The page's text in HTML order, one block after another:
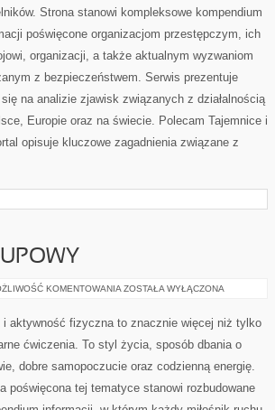
Strona stanowi kompleksowe kompendium
poświęcone organizacjom przestępczym, ich
organizacji, a także aktualnym wyzwaniom
z bezpieczeństwem. Serwis prezentuje
na analizie zjawisk związanych z działalnością
Europie oraz na świecie. Polecam Tajemnice i
opisuje kluczowe zagadnienia związane z
KOMENTOWANIA AEROBIK
GRUPOWY
ZOSTAŁA WYŁĄCZONA
i aktywność fizyczna to znacznie więcej niż tylko
ćwiczenia. To styl życia, sposób dbania o
dobre samopoczucie oraz codzienną energię.
poświęcona tej tematyce stanowi rozbudowane